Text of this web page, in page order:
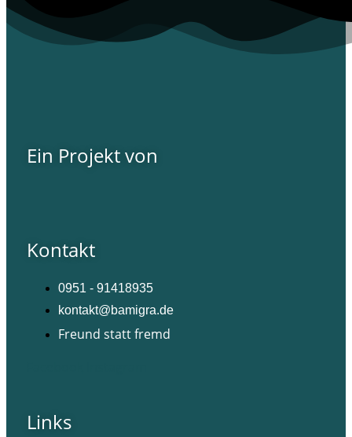
Ein Projekt von
Kontakt
0951 - 91418935
kontakt@bamigra.de
Freund statt fremd
Links